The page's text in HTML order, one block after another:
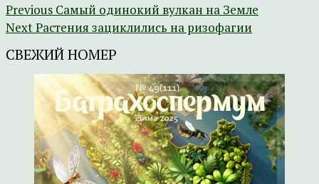
Previous Самый одинокий вулкан на Земле
NextРастения зациклились на ризофагии
СВЕЖИЙ НОМЕР